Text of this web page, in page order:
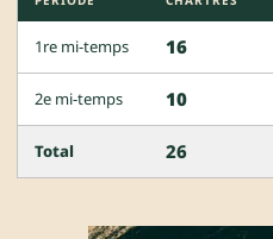
1re mi-temps 16
2e mi-temps 10
Total 26